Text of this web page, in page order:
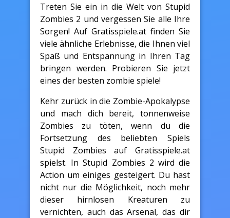
Treten Sie ein in die Welt von Stupid
Zombies 2 und vergessen Sie alle Ihre
Sorgen! Auf Gratisspiele.at finden Sie
viele ähnliche Erlebnisse, die Ihnen viel
Spaß und Entspannung in Ihren Tag
bringen werden. Probieren Sie jetzt
eines der besten zombie spiele!
Kehr zurück in die Zombie-Apokalypse
und mach dich bereit, tonnenweise
Zombies zu töten, wenn du die
Fortsetzung des beliebten Spiels
Stupid Zombies auf Gratisspiele.at
spielst. In Stupid Zombies 2 wird die
Action um einiges gesteigert. Du hast
nicht nur die Möglichkeit, noch mehr
dieser hirnlosen Kreaturen zu
vernichten, auch das Arsenal, das dir